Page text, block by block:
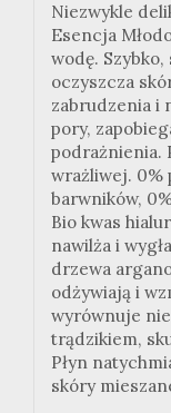
Niezwykle
Esencja
wodę.
oczyszcza
zabrudzenia i
pory,
podrażnienia.
wrażliwej. 0%
barwników,
Bio kwas
nawilża i
drzewa
odżywiają i
wyrównuje
trądzikiem,
Płyn
skóry